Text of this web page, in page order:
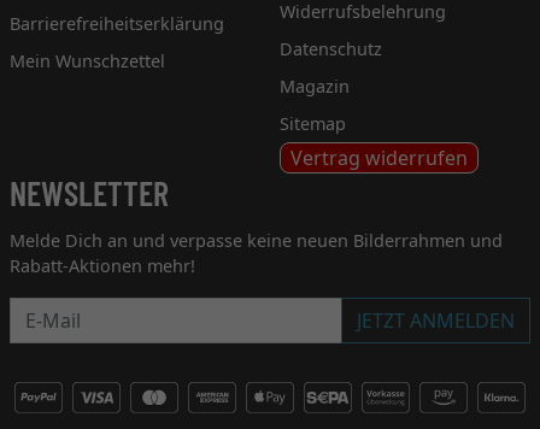
Barrierefreiheitserklärung
Mein Wunschzettel
Widerrufsbelehrung
Datenschutz
Magazin
Sitemap
Vertrag widerrufen
NEWSLETTER
Melde Dich an und verpasse keine neuen Bilderrahmen und
Rabatt-Aktionen mehr!
Newsletter
JETZT ANMELDEN